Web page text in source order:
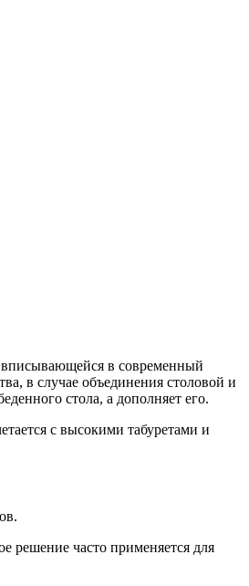
вписывающейся в современный
в случае объединения столовой и
стола, а дополняет его.
с высокими табуретами и
решение часто применяется для